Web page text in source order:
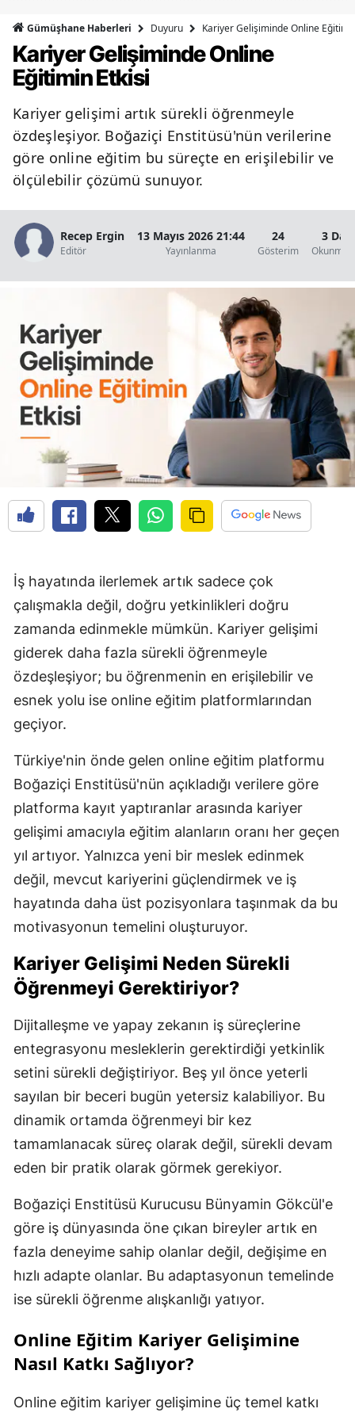
Bingöl
Bolu
Bursa
Çanakkale
Çankırı
Denizli
Diyarbakır
Edirne
Elazığ
Eskişehir
Gaziantep
Gümüşhane
Hakkari
Hatay
Isparta
İstanbul
İzmir
Kars
Kastamonu
Kayseri
Kırklareli
Kırşehir
Kocaeli
Konya
Kütahya
Malatya
Manisa
Kahramanmaraş
Muğla
Muş
Nevşehir
Ordu
Gümüşhane Haberleri Duyuru Kariyer Gelişiminde Online
Kariyer Gelişiminde Online
Eğitimin Etkisi
Kariyer gelişimi artık sürekli öğrenmeyle
özdeşleşiyor. Boğaziçi Enstitüsü'nün verilerine
göre online eğitim bu süreçte en erişilebilir ve
ölçülebilir çözümü sunuyor.
Recep Ergin
Editör
13 Mayıs 2026 21:44
Yayınlanma
24
Gösterim
3
Okunma
İş hayatında ilerlemek artık sadece çok
çalışmakla değil, doğru yetkinlikleri doğru
zamanda edinmekle mümkün. Kariyer gelişimi
giderek daha fazla sürekli öğrenmeyle
özdeşleşiyor; bu öğrenmenin en erişilebilir ve
esnek yolu ise online eğitim platformlarından
geçiyor.
Türkiye'nin önde gelen online eğitim platformu
Boğaziçi Enstitüsü'nün açıkladığı verilere göre
platforma kayıt yaptıranlar arasında kariyer
gelişimi amacıyla eğitim alanların oranı her geçen
yıl artıyor. Yalnızca yeni bir meslek edinmek
değil, mevcut kariyerini güçlendirmek ve iş
hayatında daha üst pozisyonlara taşınmak da bu
motivasyonun temelini oluşturuyor.
Kariyer Gelişimi Neden Sürekli
Öğrenmeyi Gerektiriyor?
Dijitalleşme ve yapay zekanın iş süreçlerine
entegrasyonu mesleklerin gerektirdiği yetkinlik
setini sürekli değiştiriyor. Beş yıl önce yeterli
sayılan bir beceri bugün yetersiz kalabiliyor. Bu
dinamik ortamda öğrenmeyi bir kez
tamamlanacak süreç olarak değil, sürekli devam
eden bir pratik olarak görmek gerekiyor.
Boğaziçi Enstitüsü Kurucusu Bünyamin Gökcül'e
göre iş dünyasında öne çıkan bireyler artık en
fazla deneyime sahip olanlar değil, değişime en
hızlı adapte olanlar. Bu adaptasyonun temelinde
ise sürekli öğrenme alışkanlığı yatıyor.
Online Eğitim Kariyer Gelişimine
Nasıl Katkı Sağlıyor?
Online eğitim kariyer gelişimine üç temel katkı